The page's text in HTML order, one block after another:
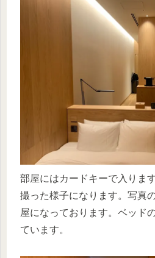
部屋にはカードキーで入りま
撮った様子になります。写真
屋になっております。ベッド
ています。